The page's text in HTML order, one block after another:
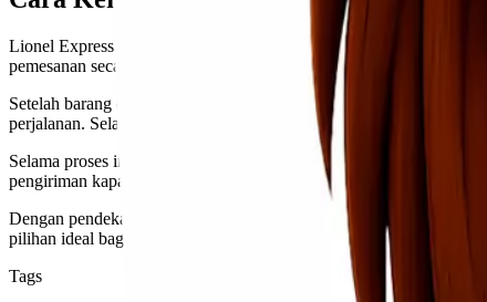
Lionel Express memiliki sistem yang terstruktur untuk memastikan
pemesanan secara online atau langsung ke kantor mereka. Setelah
Setelah barang dijemput, Lionel Express akan melakukan
perjalanan. Selanjutnya, barang akan dikirim melalui rute optimal
Selama proses ini, pelanggan dapat melacak keberadaan barang
pengiriman kapan saja.
Dengan pendekatan yang transparan dan efisien ini, Lionel
pilihan ideal bagi siapa pun yang membutuhkan solusi logistik
Tags